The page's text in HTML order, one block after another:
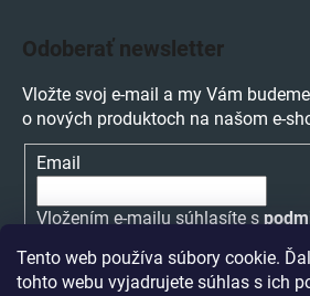
Tento web používa súbory cookie.
tohto webu vyjadrujete súhlas s ich
Odoberať newsletter
Vložte svoj e-mail a my Vám
o nových produktoch na našom e-
Email
Vložením e-mailu súhlasíte s